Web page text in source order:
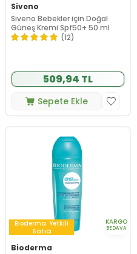
Siveno
Siveno Bebekler için Doğal
Güneş Kremi Spf50+ 50 ml
(12)
509,94 TL
Sepete Ekle
Bioderma Yetkili
Satıcı
KARGO
BEDAVA
Bioderma